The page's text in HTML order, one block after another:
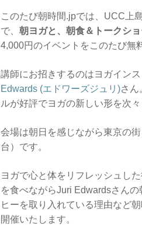
このたび朝時間.jpでは、UCC上
で、 朝ヨガと、朝食＆トークシ
4,000円のイベントをこのたび無
講師にお招きするのはヨガイン
Edwards (エドワーズジュリ)さん
ルが好評でヨガの新しい形を次
会場は朝日を感じながら東京の
台）です。
ヨガで心と体をリフレッシュし
を食べながらJuri Edwardsさん
ヒーを取り入れている理由など
開催いたします。